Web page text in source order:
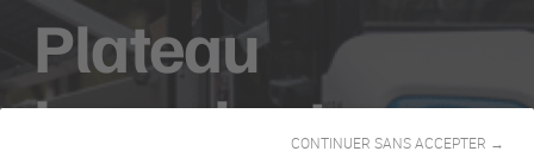
CONTINUER SANS ACCEPTER →
Plateau
basculant